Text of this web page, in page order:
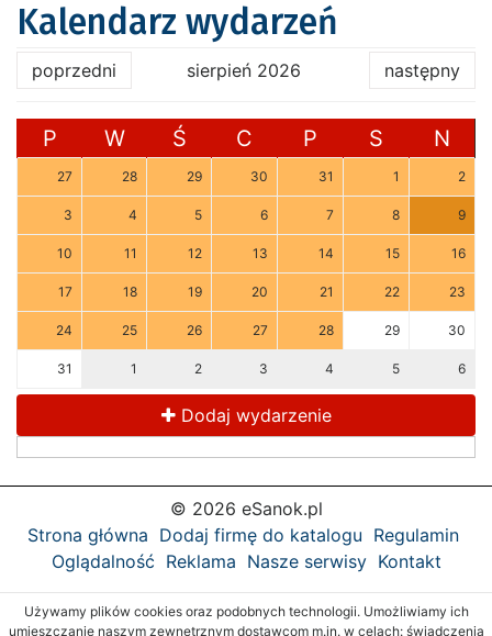
Kalendarz wydarzeń
poprzedni sierpień 2026 następny
P W Ś C P S N
27 28 29 30 31 1 2
3 4 5 6 7 8 9
10 11 12 13 14 15 16
17 18 19 20 21 22 23
24 25 26 27 28 29 30
31 1 2 3 4 5 6
Dodaj wydarzenie
© 2026 eSanok.pl
Strona główna Dodaj firmę do katalogu Regulamin
Oglądalność Reklama Nasze serwisy Kontakt
Używamy plików cookies oraz podobnych technologii. Umożliwiamy ich
umieszczanie naszym zewnętrznym dostawcom m.in. w celach: świadczenia